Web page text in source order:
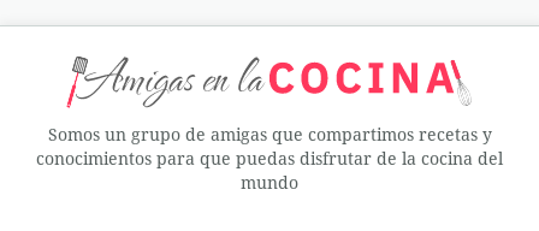
Somos un grupo de amigas que compartimos recetas y
conocimientos para que puedas disfrutar de la cocina del
mundo